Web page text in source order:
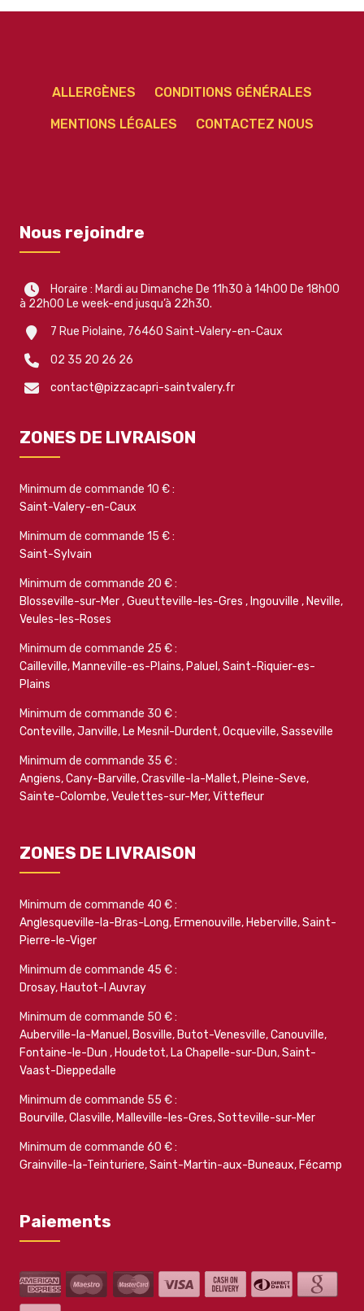
ALLERGÈNES CONDITIONS GÉNÉRALES
MENTIONS LÉGALES CONTACTEZ NOUS
Nous rejoindre
Horaire : Mardi au Dimanche De 11h30 à 14h00 De 18h00
à 22h00 Le week-end jusqu’à 22h30.
7 Rue Piolaine, 76460 Saint-Valery-en-Caux
02 35 20 26 26
contact@pizzacapri-saintvalery.fr
ZONES DE LIVRAISON
Minimum de commande 10 € :
Saint-Valery-en-Caux
Minimum de commande 15 € :
Saint-Sylvain
Minimum de commande 20 € :
Blosseville-sur-Mer,Gueutteville-les-Gres ,Ingouville ,Neville,
Veules-les-Roses
Minimum de commande 25 € :
Cailleville,Manneville-es-Plains,Paluel,Saint-Riquier-es-
Plains
Minimum de commande 30 € :
Conteville,Janville,Le Mesnil-Durdent,Ocqueville,Sasseville
Minimum de commande 35 € :
Angiens,Cany-Barville,Crasville-la-Mallet,Pleine-Seve,
Sainte-Colombe,Veulettes-sur-Mer,Vittefleur
ZONES DE LIVRAISON
Minimum de commande 40 € :
Anglesqueville-la-Bras-Long,Ermenouville,Heberville,Saint-
Pierre-le-Viger
Minimum de commande 45 € :
Drosay,Hautot-l Auvray
Minimum de commande 50 € :
Auberville-la-Manuel,Bosville,Butot-Venesville,Canouville,
Fontaine-le-Dun ,Houdetot,La Chapelle-sur-Dun,Saint-
Vaast-Dieppedalle
Minimum de commande 55 € :
Bourville,Clasville,Malleville-les-Gres,Sotteville-sur-Mer
Minimum de commande 60 € :
Grainville-la-Teinturiere,Saint-Martin-aux-Buneaux,Fécamp
Paiements